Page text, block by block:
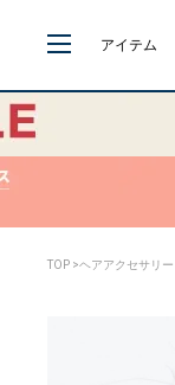
アイテム
TOP >ヘアアクセサリー